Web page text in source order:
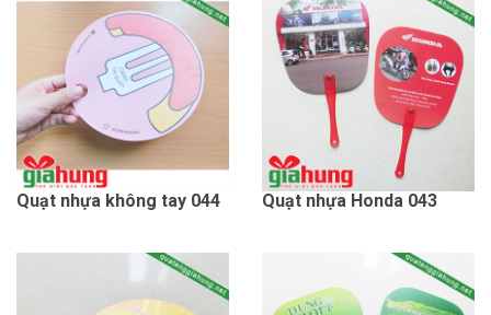
Quạt nhựa không tay 044 Quạt nhựa Honda 043